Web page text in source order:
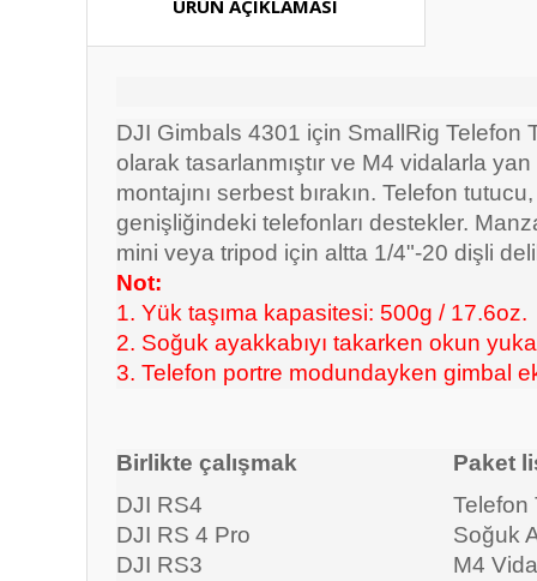
ÜRÜN AÇIKLAMASI
DJI Gimbals 4301 için SmallRig Telefon
olarak tasarlanmıştır ve M4 vidalarla
montajını serbest bırakın. Telefon
genişliğindeki telefonları destekler.
mini veya tripod için altta 1/4"-20 dişli
Not:
1. Yük taşıma kapasitesi: 500g / 17.6oz.
2. Soğuk ayakkabıyı takarken okun
3. Telefon portre modundayken gimbal
Birlikte çalışmak
DJI RS4
DJI RS 4 Pro
DJI RS3
Paket
Telefon
Soğuk
M4